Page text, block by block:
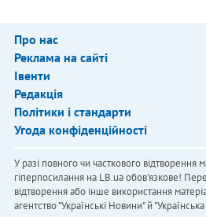
Про нас
Реклама на сайті
Івенти
Редакція
Політики і стандарти
Угода конфіденційності
У разі повного чи часткового відтворення
гіперпосилання на LB.ua обов'язкове!
відтворення або інше використання
агентство "Українськi Новини" й